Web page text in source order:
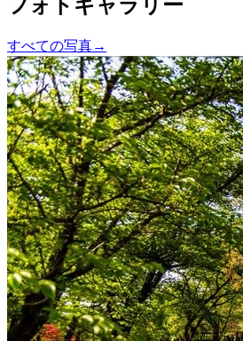
フォトギャラリー
すべての写真→